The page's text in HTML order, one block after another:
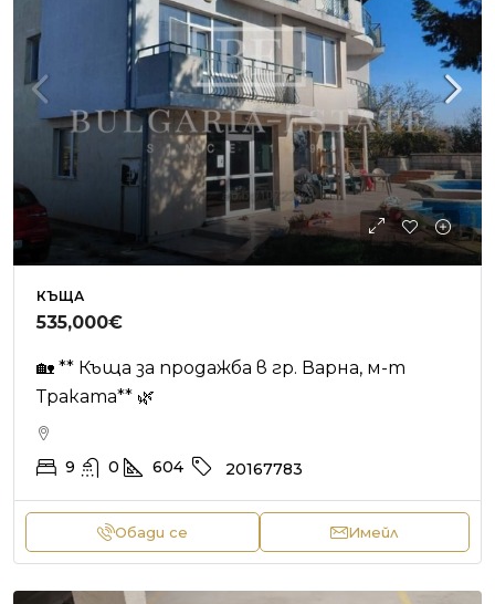
КЪЩА
535,000€
🏡 ** Къща за продажба в гр. Варна, м-т
Траката** 🌿
9 0 604 20167783
Обади се Имейл